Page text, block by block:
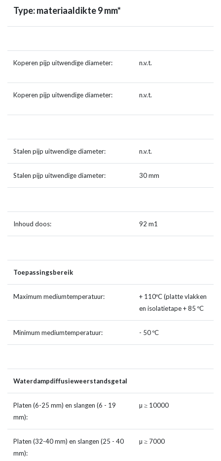
Type: materiaaldikte 9 mm*
Koperen pijp uitwendige diameter: n.v.t.
Koperen pijp uitwendige diameter: n.v.t.
Stalen pijp uitwendige diameter: n.v.t.
Stalen pijp uitwendige diameter: 30 mm
Inhoud doos: 92 m1
Toepassingsbereik
Maximum mediumtemperatuur:
+ 110ºC (platte vlakken
en isolatietape + 85 ºC
Minimum mediumtemperatuur: - 50 ºC
Waterdampdiffusieweerstandsgetal
Platen (6-25 mm) en slangen (6 - 19
mm):
µ ≥ 10000
Platen (32-40 mm) en slangen (25 - 40
mm):
µ ≥ 7000